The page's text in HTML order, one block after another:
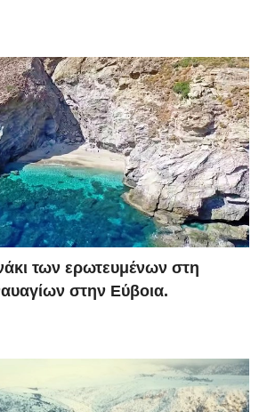
των ερωτευμένων στη
στην Εύβοια.